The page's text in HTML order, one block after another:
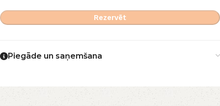
Rezervēt
Piegāde un saņemšana